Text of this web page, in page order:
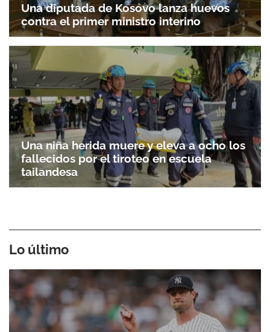
Una diputada de Kosovo lanza huevos
contra el primer ministro interino
Una niña herida muere y eleva a ocho los
fallecidos por el tiroteo en escuela
tailandesa
Lo último